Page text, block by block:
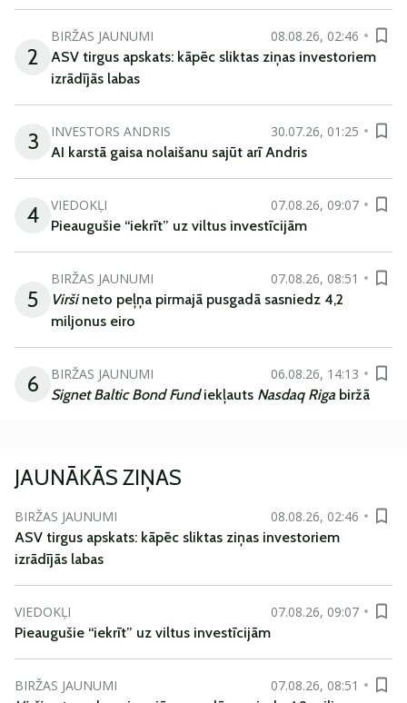
2
BIRŽAS JAUNUMI
08.08.26, 02:46
ASV tirgus apskats: kāpēc sliktas ziņas investoriem
izrādījās labas
3 INVESTORS ANDRIS
30.07.26, 01:25
AI karstā gaisa nolaišanu sajūt arī Andris
4 VIEDOKĻI
07.08.26, 09:07
Pieaugušie “iekrīt” uz viltus investīcijām
5
BIRŽAS JAUNUMI
07.08.26, 08:51
Viršineto peļņa pirmajā pusgadā sasniedz 4,2
miljonus eiro
6 BIRŽAS JAUNUMI
06.08.26, 14:13
Signet Baltic Bond Fundiekļauts Nasdaq Riga biržā
JAUNĀKĀS ZIŅAS
BIRŽAS JAUNUMI
08.08.26, 02:46
ASV tirgus apskats: kāpēc sliktas ziņas investoriem
izrādījās labas
VIEDOKĻI
07.08.26, 09:07
Pieaugušie “iekrīt” uz viltus investīcijām
BIRŽAS JAUNUMI
07.08.26, 08:51